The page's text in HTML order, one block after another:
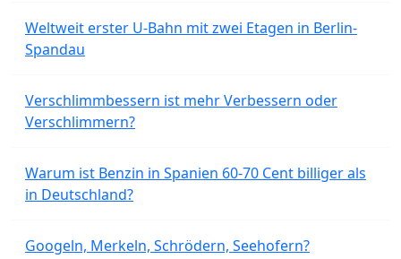
Weltweit erster U-Bahn mit zwei Etagen in Berlin-
Spandau
Verschlimmbessern ist mehr Verbessern oder
Verschlimmern?
Warum ist Benzin in Spanien 60-70 Cent billiger als
in Deutschland?
Googeln, Merkeln, Schrödern, Seehofern?